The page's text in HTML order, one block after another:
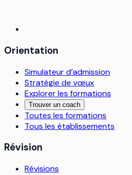
Orientation
Simulateur d’admission
Stratégie de vœux
Explorer les formations
Trouver un coach
Toutes les formations
Tous les établissements
Révision
Révisions